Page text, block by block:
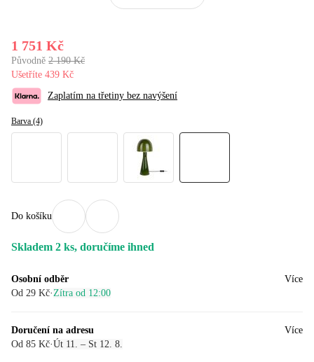
1 751 Kč
Původně 2 190 Kč
Ušetříte 439 Kč
Zaplatím na třetiny bez navýšení
Barva (4)
Do košíku
Skladem 2 ks, doručíme ihned
Osobní odběr
Od 29 Kč· Zítra od 12:00
Více
Doručení na adresu
Od 85 Kč·Út 11. – St 12. 8.
Více